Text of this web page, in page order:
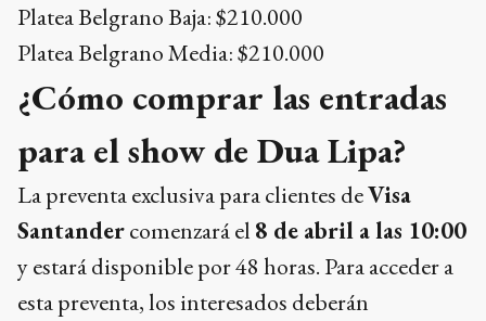
Platea Belgrano Baja: $210.000
Platea Belgrano Media: $210.000
¿Cómo comprar las entradas
para el show de Dua Lipa?
La preventa exclusiva para clientes deVisa
Santandercomenzará el 8 de abril a las 10:00
y estará disponible por 48 horas. Para acceder a
esta preventa, los interesados deberán